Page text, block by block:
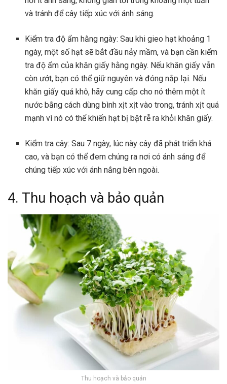
và tránh để cây tiếp xúc với ánh sáng.
Kiểm tra độ ẩm hằng ngày: Sau khi gieo hạt khoảng 1
ngày, một số hạt sẽ bắt đầu nảy mầm, và bạn cần kiểm
tra độ ẩm của khăn giấy hằng ngày. Nếu khăn giấy vẫn
còn ướt, bạn có thể giữ nguyên và đóng nắp lại. Nếu
khăn giấy quá khô, hãy cung cấp cho nó thêm một ít
nước bằng cách dùng bình xịt xịt vào trong, tránh xịt quá
mạnh vì nó có thể khiến hạt bị bật rễ ra khỏi khăn giấy.
Kiểm tra cây: Sau 7 ngày, lúc này cây đã phát triển khá
cao, và bạn có thể đem chúng ra nơi có ánh sáng để
chúng tiếp xúc với ánh nắng bên ngoài.
4. Thu hoạch và bảo quản
Thu hoạch và bảo quản